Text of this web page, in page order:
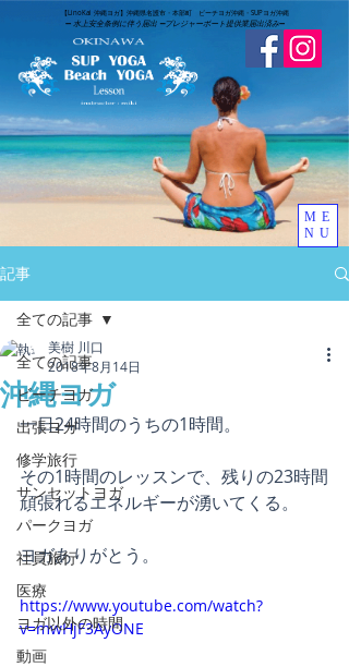
​【LinoKai 沖縄ヨガ】沖縄県名護市・本部町 ビーチヨガ沖縄・SUPヨガ沖縄
➖ 水上安全条例に伴う届出 ➖​プレジャーボート提供業届出済み➖
ME
NU
記事
全ての記事
ビーチヨガ
出張ヨガ
修学旅行
サンセットヨガ
パークヨガ
社員旅行
医療
ヨガ以外の時間
動画
全ての記事
沖縄ヨガ
美樹 川口
2018年8月14日
一日24時間のうちの1時間。
その1時間のレッスンで、残りの23時間
頑張れるエネルギーが湧いてくる。
ヨガありがとう。
https://www.youtube.com/watch?
v=mwHjF3AyONE